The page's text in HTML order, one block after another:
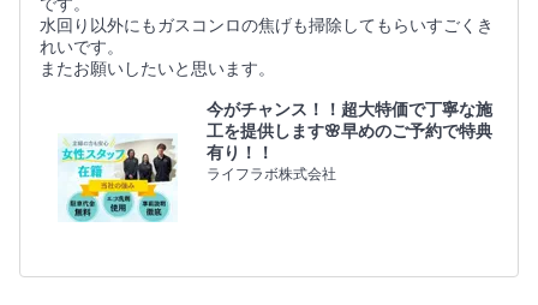
です。
水回り以外にもガスコンロの焦げも掃除してもらいすごくき
れいです。
またお願いしたいと思います。
今がチャンス！！超大特価で丁寧な施
工を提供します🌸早めのご予約で特典
有り！！
ライフラボ株式会社